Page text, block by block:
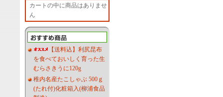
カートの中に商品はありませ
ん
【送料込】利尻昆布
を食べておいしく育った生
むらさきうに120g
稚内名産たこしゃぶ 500ｇ
(たれ付)化粧箱入(柳浦食品